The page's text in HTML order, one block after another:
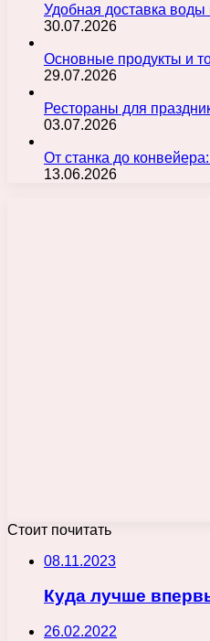
Удобная доставка
30.07.2026
Основные продукты и
29.07.2026
Рестораны для
03.07.2026
От станка до
13.06.2026
Стоит почитать
08.11.2023
Куда лучше
26.02.2022